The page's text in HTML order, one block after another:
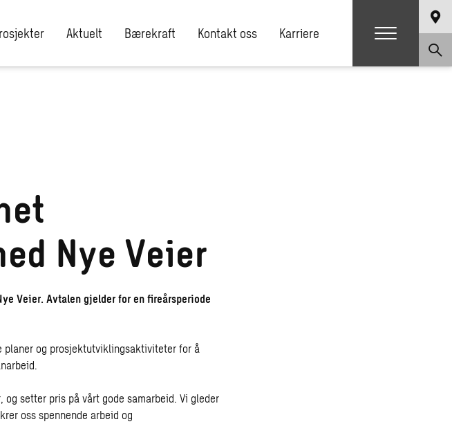
Aktuelt Bærekraft Kontakt oss Karriere
Nye Veier
Veier. Avtalen gjelder for en fireårsperiode
planer og prosjektutviklingsaktiviteter for å
setter pris på vårt gode samarbeid. Vi gleder
oss spennende arbeid og